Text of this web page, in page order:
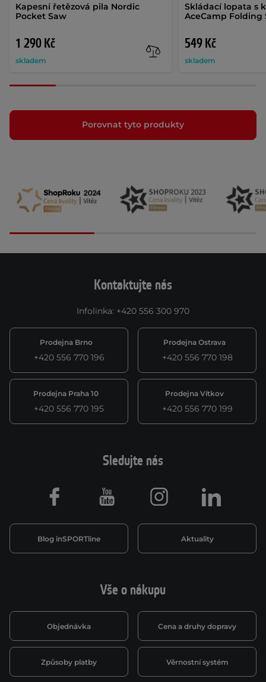
Kapesní řetězová pila Nordic
Pocket Saw
1 290 Kč
skladem
Skládací lopata s
AceCamp Folding
549 Kč
skladem
Porovnat tyto produkty
Kontaktujte nás
Infolinka: +420 556 300 970
Prodejna Brno
+420 556 770 196
Prodejna Ostrava
+420 556 770 198
Prodejna Praha 10
+420 556 770 195
Prodejna Vítkov
+420 556 770 199
Vše o nákupu
Objednávka Cena a druhy dopravy
Způsoby platby Věrnostní systém
Sledujte nás
Blog inSPORTline Aktuality
Facebook Youtube Instagram LinkedIn